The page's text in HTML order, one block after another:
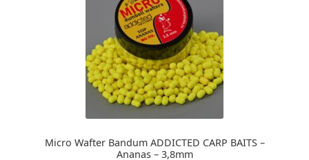
Micro Wafter Bandum ADDICTED CARP BAITS –
Ananas – 3,8mm